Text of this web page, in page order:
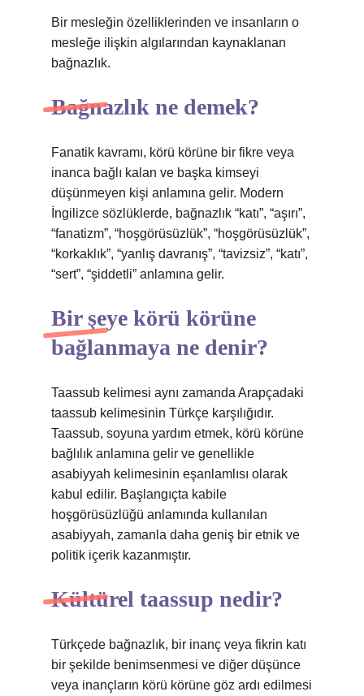
Bir mesleğin özelliklerinden ve insanların o
mesleğe ilişkin algılarından kaynaklanan
bağnazlık.
Bağnazlık ne demek?
Fanatik kavramı, körü körüne bir fikre veya
inanca bağlı kalan ve başka kimseyi
düşünmeyen kişi anlamına gelir. Modern
İngilizce sözlüklerde, bağnazlık “katı”, “aşırı”,
“fanatizm”, “hoşgörüsüzlük”, “hoşgörüsüzlük”,
“korkaklık”, “yanlış davranış”, “tavizsiz”, “katı”,
“sert”, “şiddetli” anlamına gelir.
Bir şeye körü körüne
bağlanmaya ne denir?
Taassub kelimesi aynı zamanda Arapçadaki
taassub kelimesinin Türkçe karşılığıdır.
Taassub, soyuna yardım etmek, körü körüne
bağlılık anlamına gelir ve genellikle
asabiyyah kelimesinin eşanlamlısı olarak
kabul edilir. Başlangıçta kabile
hoşgörüsüzlüğü anlamında kullanılan
asabiyyah, zamanla daha geniş bir etnik ve
politik içerik kazanmıştır.
Kültürel taassup nedir?
Türkçede bağnazlık, bir inanç veya fikrin katı
bir şekilde benimsenmesi ve diğer düşünce
veya inançların körü körüne göz ardı edilmesi